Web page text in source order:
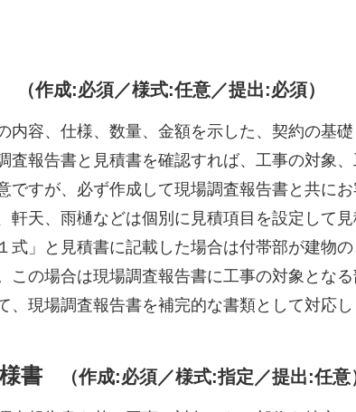
（作成:必須／様式:任意／提出:必須）
内容、仕様、数量、金額を示した、契約の基礎
査報告書と見積書を確認すれば、工事の対象
ですが、必ず作成して現場調査報告書と共にお
軒天、雨樋などは個別に見積項目を設定して
」と見積書に記載した場合は付帯部が建物
この場合は現場調査報告書に工事の対象とな
、現場調査報告書を補完的な書類として対応し
書 （作成:必須／様式:指定／提出:任意